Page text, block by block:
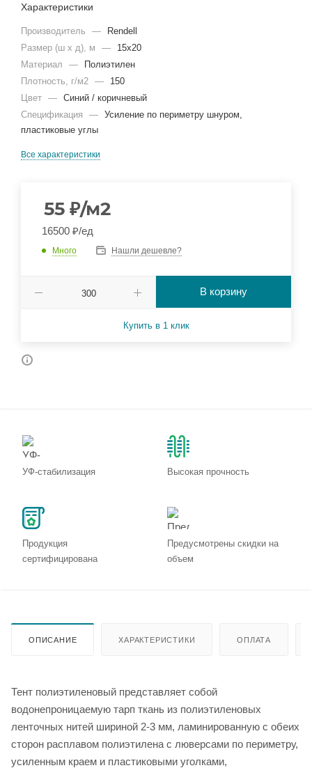
Характеристики
Производитель —
Rendell
Размер (ш х д), м
—
15х20
Материал
—
Полиэтилен
Плотность, г/м2 —
150
Цвет — Синий / коричневый
Спецификация
— Усиление по периметру шнуром,
пластиковые углы
Все характеристики
55 ₽/м2
16500 ₽/ед
Много Нашли дешевле?
В корзину
Купить в 1 клик
УФ-стабилизация Высокая прочность
Продукция
сертифицирована
Предусмотрены скидки на
объем
ОПИСАНИЕ ХАРАКТЕРИСТИКИ ОПЛАТА
Тент полиэтиленовый представляет собой
водонепроницаемую тарп ткань из полиэтиленовых
ленточных нитей шириной 2-3 мм, ламинированную с обеих
сторон расплавом полиэтилена с люверсами по периметру,
усиленным краем и пластиковыми уголками,